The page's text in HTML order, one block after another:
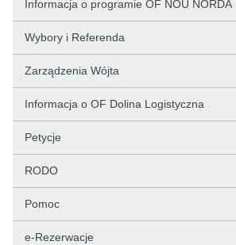
Informacja o programie OF NOU NORDA
Wybory i Referenda
Zarządzenia Wójta
Informacja o OF Dolina Logistyczna
Petycje
RODO
Pomoc
e-Rezerwacje